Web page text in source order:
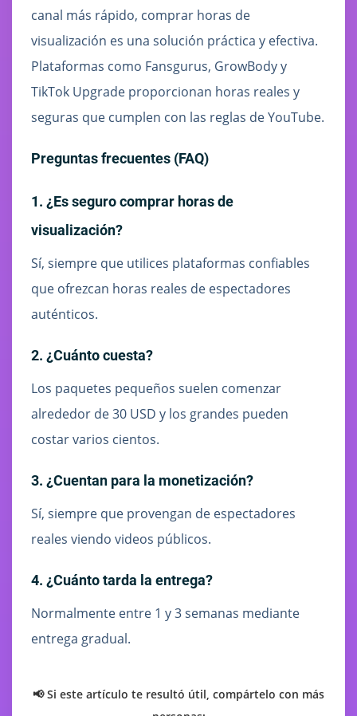
canal más rápido, comprar horas de
visualización es una solución práctica y efectiva.
Plataformas como Fansgurus, GrowBody y
TikTok Upgrade proporcionan horas reales y
seguras que cumplen con las reglas de YouTube.
Preguntas frecuentes (FAQ)
1. ¿Es seguro comprar horas de
visualización?
Sí, siempre que utilices plataformas confiables
que ofrezcan horas reales de espectadores
auténticos.
2. ¿Cuánto cuesta?
Los paquetes pequeños suelen comenzar
alrededor de 30 USD y los grandes pueden
costar varios cientos.
3. ¿Cuentan para la monetización?
Sí, siempre que provengan de espectadores
reales viendo videos públicos.
4. ¿Cuánto tarda la entrega?
Normalmente entre 1 y 3 semanas mediante
entrega gradual.
📢 Si este artículo te resultó útil, compártelo con más